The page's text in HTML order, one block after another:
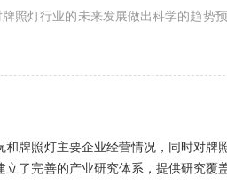
照灯行业的未来发展做出科学的趋势
牌照灯主要企业经营情况，同时对牌
了完善的产业研究体系，提供研究覆